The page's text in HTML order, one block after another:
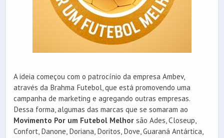
A ideia começou com o patrocínio da empresa Ambev,
através da Brahma Futebol, que está promovendo uma
campanha de marketing e agregando outras empresas.
Dessa forma, algumas das marcas que se somaram ao
Movimento Por um Futebol Melhor são Ades, Closeup,
Confort, Danone, Doriana, Doritos, Dove, Guaraná Antártica,